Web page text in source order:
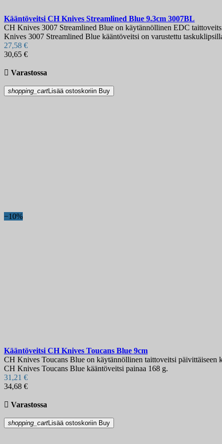
Kääntöveitsi CH Knives Streamlined Blue 9.3cm 3007BL
CH Knives 3007 Streamlined Blue on käytännöllinen EDC
Knives 3007 Streamlined Blue kääntöveitsi on varustettu
27,58 €
30,65 €
 Varastossa
shopping_cartLisää ostoskoriin Buy
−10%
Kääntöveitsi CH Knives Toucans Blue 9cm
CH Knives Toucans Blue on käytännöllinen taittoveitsi päivittäiseen
CH Knives Toucans Blue kääntöveitsi painaa 168 g.
31,21 €
34,68 €
 Varastossa
shopping_cartLisää ostoskoriin Buy